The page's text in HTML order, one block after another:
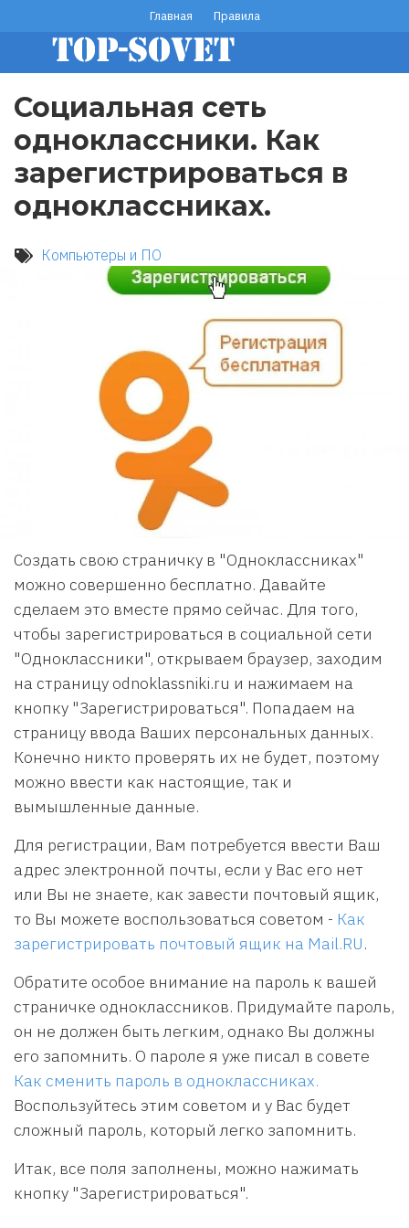
основному
содержанию
footer
menu
Главная Правила
Социальная сеть
одноклассники. Как
зарегистрироваться в
одноклассниках.
Компьютеры и ПО
Создать свою страничку в "Одноклассниках"
можно совершенно бесплатно. Давайте
сделаем это вместе прямо сейчас. Для того,
чтобы зарегистрироваться в социальной сети
"Одноклассники", открываем браузер, заходим
на страницу odnoklassniki.ru и нажимаем на
кнопку "Зарегистрироваться". Попадаем на
страницу ввода Ваших персональных данных.
Конечно никто проверять их не будет, поэтому
можно ввести как настоящие, так и
вымышленные данные.
Для регистрации, Вам потребуется ввести Ваш
адрес электронной почты, если у Вас его нет
или Вы не знаете, как завести почтовый ящик,
то Вы можете воспользоваться советом - Как
зарегистрировать почтовый ящик на Mail.RU.
Обратите особое внимание на пароль к вашей
страничке одноклассников. Придумайте пароль,
он не должен быть легким, однако Вы должны
его запомнить. О пароле я уже писал в совете
Как сменить пароль в одноклассниках.
Воспользуйтесь этим советом и у Вас будет
сложный пароль, который легко запомнить.
Итак, все поля заполнены, можно нажимать
кнопку "Зарегистрироваться".